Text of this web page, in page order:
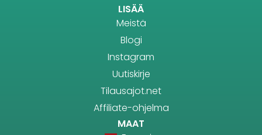
LISÄÄ
Meistä
Blogi
Instagram
Uutiskirje
Tilausajot.net
Affiliate-ohjelma
MAAT